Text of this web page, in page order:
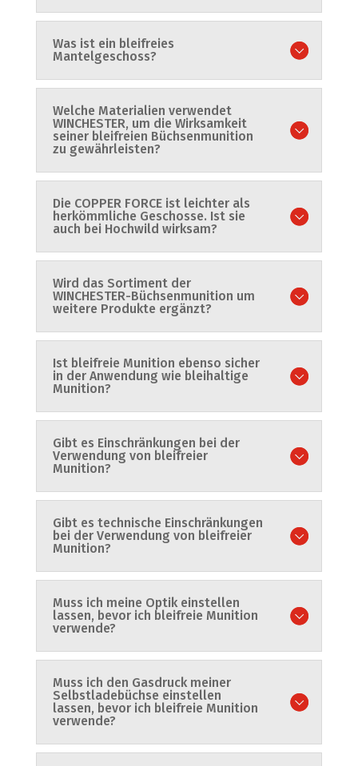
Was ist ein bleifreies
Mantelgeschoss?
Welche Materialien verwendet
WINCHESTER, um die Wirksamkeit
seiner bleifreien Büchsenmunition
zu gewährleisten?
Die COPPER FORCE ist leichter als
herkömmliche Geschosse. Ist sie
auch bei Hochwild wirksam?
Wird das Sortiment der
WINCHESTER-Büchsenmunition um
weitere Produkte ergänzt?
Ist bleifreie Munition ebenso sicher
in der Anwendung wie bleihaltige
Munition?
Gibt es Einschränkungen bei der
Verwendung von bleifreier
Munition?
Gibt es technische Einschränkungen
bei der Verwendung von bleifreier
Munition?
Muss ich meine Optik einstellen
lassen, bevor ich bleifreie Munition
verwende?
Muss ich den Gasdruck meiner
Selbstladebüchse einstellen
lassen, bevor ich bleifreie Munition
verwende?